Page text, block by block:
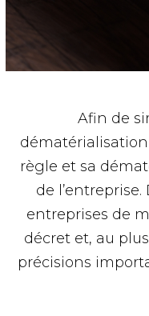
Afin de
règle et sa
de
entreprises de
décret et, au
précisions